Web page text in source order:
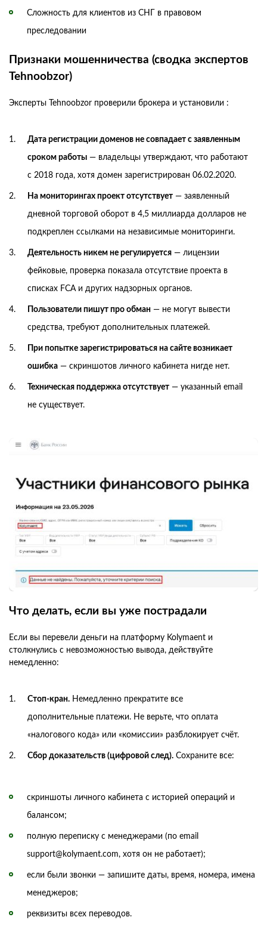
Сложность для клиентов из СНГ в правовом
преследовании
Признаки мошенничества (сводка экспертов
Tehnoobzor)
Эксперты Tehnoobzor проверили брокера и установили :
Дата регистрации доменов не совпадает с заявленным
сроком работы — владельцы утверждают, что работают
с 2018 года, хотя домен зарегистрирован 06.02.2020.
На мониторингах проект отсутствует — заявленный
дневной торговой оборот в 4,5 миллиарда долларов не
подкреплен ссылками на независимые мониторинги.
Деятельность никем не регулируется — лицензии
фейковые, проверка показала отсутствие проекта в
списках FCA и других надзорных органов.
Пользователи пишут про обман — не могут вывести
средства, требуют дополнительных платежей.
При попытке зарегистрироваться на сайте возникает
ошибка — скриншотов личного кабинета нигде нет.
Техническая поддержка отсутствует — указанный email
не существует.
Что делать, если вы уже пострадали
Если вы перевели деньги на платформу Kolymaent и
столкнулись с невозможностью вывода, действуйте
немедленно:
Стоп-кран. Немедленно прекратите все
дополнительные платежи. Не верьте, что оплата
«налогового кода» или «комиссии» разблокирует счёт.
Сбор доказательств (цифровой след). Сохраните все:
скриншоты личного кабинета с историей операций и
балансом;
полную переписку с менеджерами (по email
support@kolymaent.com, хотя он не работает);
если были звонки — запишите даты, время, номера, имена
менеджеров;
реквизиты всех переводов.